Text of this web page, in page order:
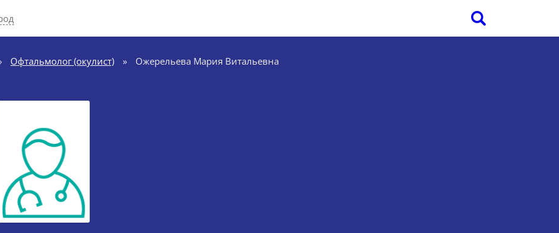
Офтальмолог (окулист) » Ожерельева Мария Витальевна